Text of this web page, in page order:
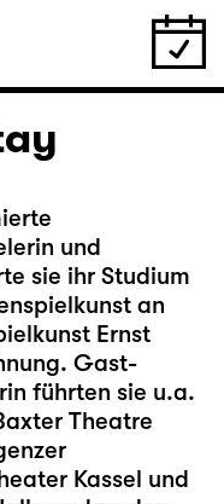
und
sie ihr Studium
an
Ernst
Gast-
führten sie u.a.
Theatre
Kassel und